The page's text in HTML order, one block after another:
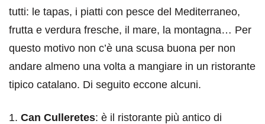
tutti: le tapas, i piatti con pesce del Mediterraneo,
frutta e verdura fresche, il mare, la montagna… Per
questo motivo non c’è una scusa buona per non
andare almeno una volta a mangiare in un ristorante
tipico catalano. Di seguito eccone alcuni.
1. Can Culleretes: è il ristorante più antico di